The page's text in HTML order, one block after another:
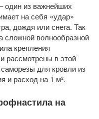
один из важнейших
на себя «удар»
дождя или снега. Так
сложной волнообразной
крепления
рассмотрены в этой
для кровли из
и расход на 1 м².
на